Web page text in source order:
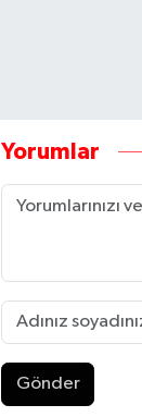
Yorumlar
Gönder